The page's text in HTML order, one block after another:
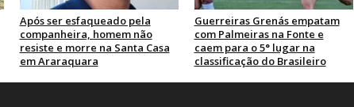
Após ser esfaqueado pela
companheira, homem não
resiste e morre na Santa Casa
em Araraquara
Guerreiras Grenás empatam
com Palmeiras na Fonte e
caem para o 5° lugar na
classificação do Brasileiro